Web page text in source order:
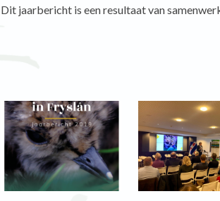
Dit jaarbericht is een resultaat van